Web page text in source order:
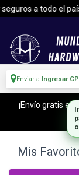
a todo el
Enviar a Ingresar
¡Envío gratis en
Mis